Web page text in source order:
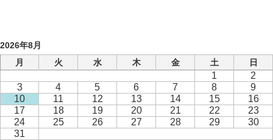
2026年8月
月
火 水 木 金 土 日
1
2
3
4 5 6 7 8
9
10
11 12 13 14 15
16
17
18 19 20 21 22
23
24
25 26 27 28 29
30
31